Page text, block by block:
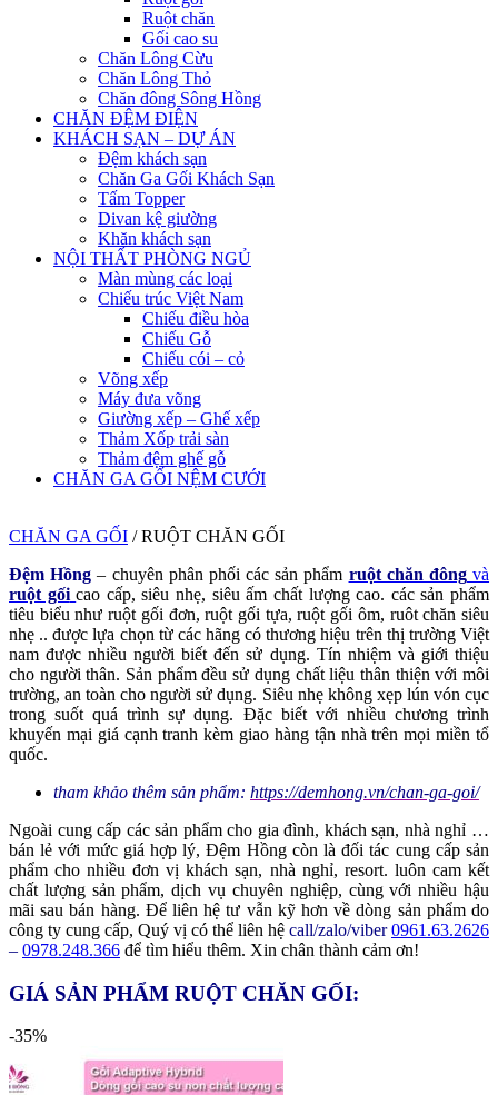
Ruột chăn
Gối cao su
Chăn Lông Cừu
Chăn Lông Thỏ
Chăn đông Sông Hồng
CHĂN ĐỆM ĐIỆN
KHÁCH SẠN – DỰ ÁN
Đệm khách sạn
Chăn Ga Gối Khách Sạn
Tấm Topper
Divan kệ giường
Khăn khách sạn
NỘI THẤT PHÒNG NGỦ
Màn mùng các loại
Chiếu trúc Việt Nam
Chiếu điều hòa
Chiếu Gỗ
Chiếu cói – cỏ
Võng xếp
Máy đưa võng
Giường xếp – Ghế xếp
Thảm Xốp trải sàn
Thảm đệm ghế gỗ
CHĂN GA GỐI NỆM CƯỚI
CHĂN GA GỐI /RUỘT CHĂN GỐI
Đệm Hồng – chuyên phân phối các sản phẩm ruột chăn đôngvà
ruột gối cao cấp, siêu nhẹ, siêu ấm chất lượng cao. các sản phẩm
tiêu biểu như ruột gối đơn, ruột gối tựa, ruột gối ôm, ruôt chăn siêu
nhẹ .. được lựa chọn từ các hãng có thương hiệu trên thị trường Việt
nam được nhiều người biết đến sử dụng. Tín nhiệm và giới thiệu
cho người thân. Sản phẩm đều sử dụng chất liệu thân thiện với môi
trường, an toàn cho người sử dụng. Siêu nhẹ không xẹp lún vón cục
trong suốt quá trình sự dụng. Đặc biết với nhiều chương trình
khuyến mại giá cạnh tranh kèm giao hàng tận nhà trên mọi miền tổ
quốc.
tham khảo thêm sản phẩm: https://demhong.vn/chan-ga-goi/
Ngoài cung cấp các sản phẩm cho gia đình, khách sạn, nhà nghỉ …
bán lẻ với mức giá hợp lý, Đệm Hồng còn là đối tác cung cấp sản
phẩm cho nhiều đơn vị khách sạn, nhà nghỉ, resort. luôn cam kết
chất lượng sản phẩm, dịch vụ chuyên nghiệp, cùng với nhiều hậu
mãi sau bán hàng. Để liên hệ tư vẫn kỹ hơn về dòng sản phẩm do
công ty cung cấp, Quý vị có thể liên hệ call/zalo/viber0961.63.2626
– 0978.248.366 để tìm hiểu thêm. Xin chân thành cảm ơn!
GIÁ SẢN PHẨM RUỘT CHĂN GỐI:
-35%